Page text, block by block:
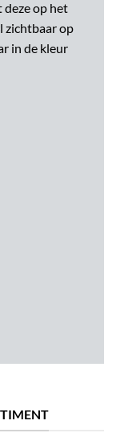
deze op het
zichtbaar op
in de kleur